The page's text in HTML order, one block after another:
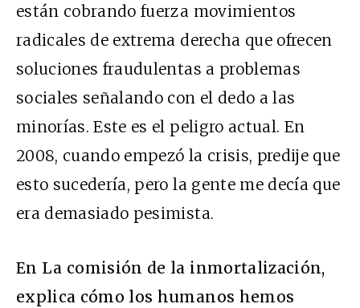
están cobrando fuerza movimientos
radicales de extrema derecha que ofrecen
soluciones fraudulentas a problemas
sociales señalando con el dedo a las
minorías. Este es el peligro actual. En
2008, cuando empezó la crisis, predije que
esto sucedería, pero la gente me decía que
era demasiado pesimista.
En La comisión de la inmortalización,
explica cómo los humanos hemos